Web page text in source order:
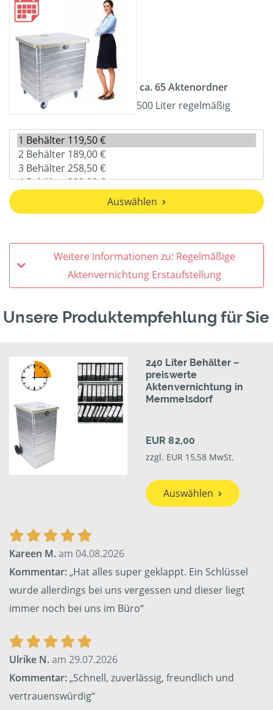
ca. 65 Aktenordner
500 Liter regelmäßig
Auswählen
Weitere Informationen zu: Regelmäßige
Aktenvernichtung Erstaufstellung
Unsere Produktempfehlung für Sie
240 Liter Behälter –
preiswerte
Aktenvernichtung in
Memmelsdorf
EUR 82,00
zzgl. EUR 15,58 MwSt.
Auswählen
Kareen M.am 04.08.2026
Kommentar:„Hat alles super geklappt. Ein Schlüssel
wurde allerdings bei uns vergessen und dieser liegt
immer noch bei uns im Büro“
Ulrike N.am 29.07.2026
Kommentar:„Schnell, zuverlässig, freundlich und
vertrauenswürdig“